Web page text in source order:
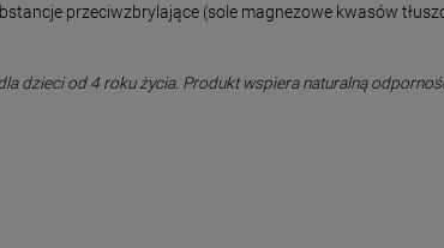
przeciwzbrylające (sole magnezowe kwasów
dzieci od 4 roku życia. Produkt wspiera naturalną